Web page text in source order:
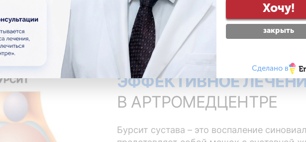
ЭФФЕКТИВНОЕ
В АРТРОМЕДЦЕНТРЕ
Бурсит сустава – это воспаление
Хочу!
закрыть
Сделано в